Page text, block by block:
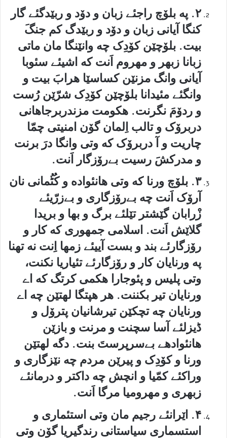
۲. په بلۆچ راجئے زبان و دۆد و ربێدگئے گار
کنگا آیانی زبان و دۆد و ربێدگ کم جنگَ
بیت. بلۆچێن کۆدِک چه وانێنگا مان ماتی
زبانا زبهر و مهروم اَنت که اشیئے سئوبا
آیانی وانگ مزنێن کساسێا هرابَ بیت و
وانگئے مئیدانا بلۆچێن کۆدِک شرّێن رُست
و ردۆمَ نگرنت. هکومت مزندربرجاهانی
دربرۆک و تالب اِلمان گۆن امنیتی چمّا
چاریت و آ دربرۆک که وتی وانگا درَ برنت
و مدرکشَ رسیت بےرۆزگار اَنت.
۳. بلۆچ ورنا که وتی هانئواده و کُٹُمانی نان
آرۆک اَنت چه بےرۆزگاری و بےزرّیئے
زْرابان گێشتر تێلئے برگ و بها و بریدا
گلاێش اَنت. اسلامی جمهوری که کار و
رۆزگارئے بند و بست آییئے زمها اِنت نه تهنا
په ورنایان کار و رۆزگارئے تئیاریا نکنت،
وتی پلیس و پئوجارا هکمی کرتگ که اے
ورنایان تیر بکننت. هر هپتگا لهتێن چه اے
ورنایان چه تچکێن تیرشانیان پترۆل و
ڈیزلئے آسا سچنت و مرنت و بازێن
هانئوادهے بےسرپرستَ بنت. دگه لهتێن
ورنا و کۆدِک و پیرێن مردم چه نێزگاری و
وراکئے کمّیا و انچش چه داکتر و درمانئے
زبهری و مهرومیا مرگا اَنت.
۴. اێرانئے رجیم مان وتی استئماری و
استسماری سیاستانی رندگیریا گۆن وتی